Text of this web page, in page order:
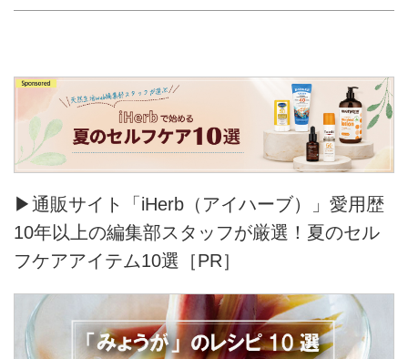
▶通販サイト「iHerb（アイハーブ）」愛用歴
10年以上の編集部スタッフが厳選！夏のセル
フケアアイテム10選［PR］